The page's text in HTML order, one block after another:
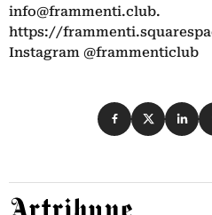
info@frammenti.club.
https://
Instagram @frammenticlub
Condividi su
Condividi
Artribune